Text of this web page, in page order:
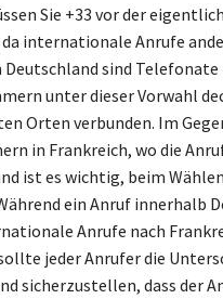
Sie +33 vor der
internationale Anrufe
Deutschland sind
unter dieser Vorwahl
Orten verbunden. Im
in Frankreich, wo die
ist es wichtig, beim
ein Anruf innerhalb
Anrufe nach
jeder Anrufer die
sicherzustellen, dass der